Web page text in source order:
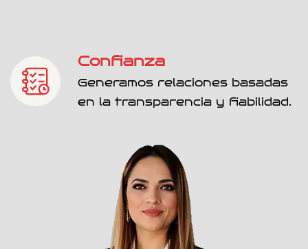
Confianza
Generamos relaciones basadas
en la transparencia y fiabilidad.